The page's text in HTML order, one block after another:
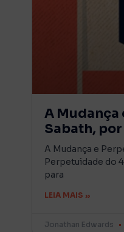
A
Sabath,
A Mudança e
Perpetuidade do
para
LEIA MAIS »
Jonathan Edwards